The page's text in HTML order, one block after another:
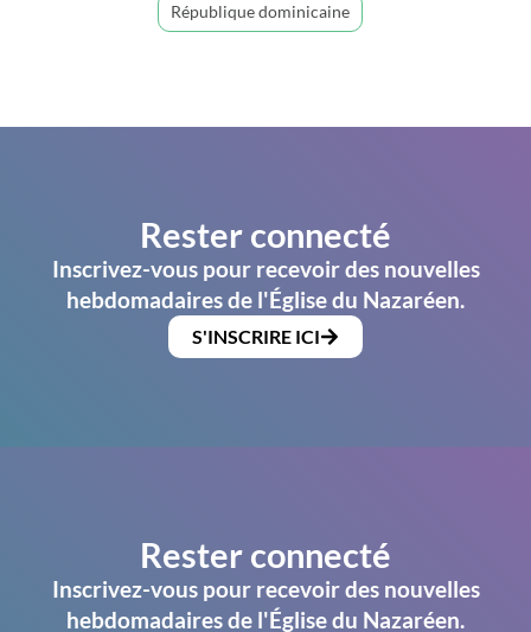
République dominicaine
Rester connecté
Inscrivez-vous pour recevoir des nouvelles
hebdomadaires de l'Église du Nazaréen.
S'INSCRIRE ICI
Rester connecté
Inscrivez-vous pour recevoir des nouvelles
hebdomadaires de l'Église du Nazaréen.